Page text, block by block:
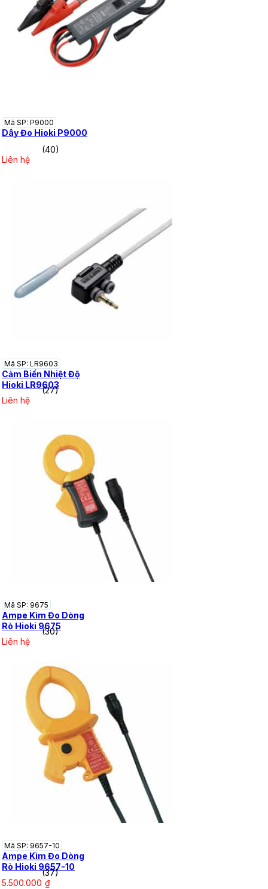
Mã SP: P9000
Dây Đo Hioki P9000
(40)
Liên hệ
Mã SP: LR9603
Cảm Biến Nhiệt Độ
Hioki LR9603
(27)
Liên hệ
Mã SP: 9675
Ampe Kìm Đo Dòng
Rò Hioki 9675
(30)
Liên hệ
Mã SP: 9657-10
Ampe Kìm Đo Dòng
Rò Hioki 9657-10
(37)
5.500.000 ₫